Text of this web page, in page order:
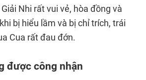
Nhi rất vui vẻ, hòa đồng và
bị hiểu lầm và bị chỉ trích, trái
Cua rất đau đớn.
được công nhận